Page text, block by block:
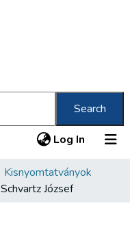
Search
Log In (current)
Kisnyomtatványok
Schvartz József